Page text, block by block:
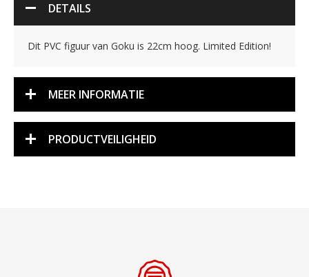
DETAILS
Dit PVC figuur van Goku is 22cm hoog. Limited Edition!
MEER INFORMATIE
PRODUCTVEILIGHEID